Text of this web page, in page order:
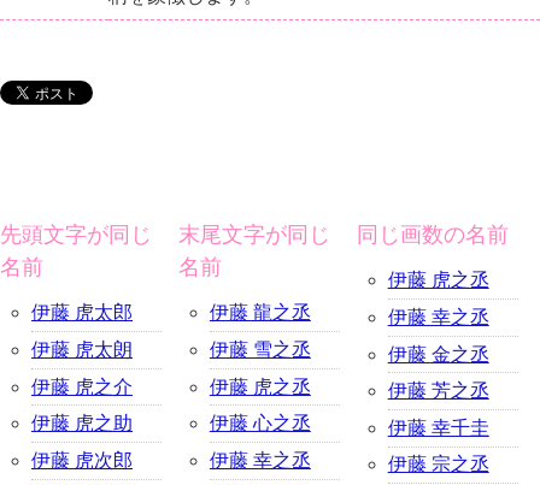
先頭文字が同じ
名前
伊藤 虎太郎
伊藤 虎太朗
伊藤 虎之介
伊藤 虎之助
伊藤 虎次郎
末尾文字が同じ
名前
伊藤 龍之丞
伊藤 雪之丞
伊藤 虎之丞
伊藤 心之丞
伊藤 幸之丞
同じ画数の名前
伊藤 虎之丞
伊藤 幸之丞
伊藤 金之丞
伊藤 芳之丞
伊藤 幸千圭
伊藤 宗之丞